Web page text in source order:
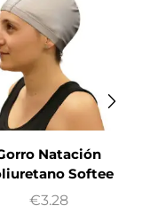
Natación
Softee
€3.28